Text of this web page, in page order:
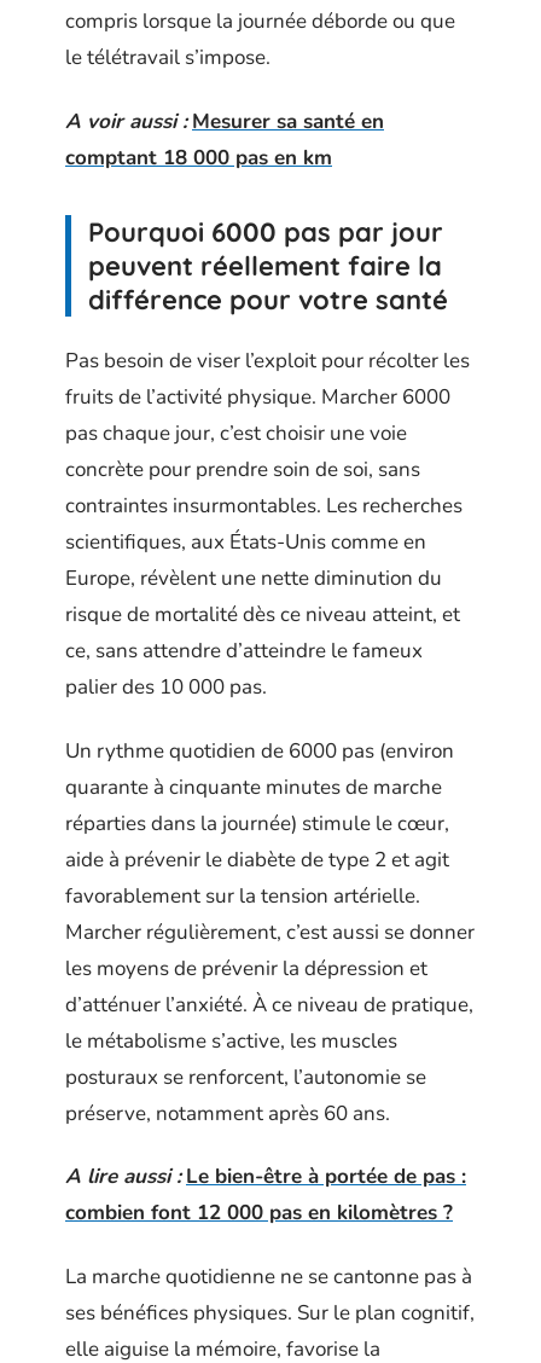
compris lorsque la journée déborde ou que
le télétravail s’impose.
A voir aussi : Mesurer sa santé en
comptant 18 000 pas en km
Pourquoi 6000 pas par jour
peuvent réellement faire la
différence pour votre santé
Pas besoin de viser l’exploit pour récolter les
fruits de l’activité physique. Marcher 6000
pas chaque jour, c’est choisir une voie
concrète pour prendre soin de soi, sans
contraintes insurmontables. Les recherches
scientifiques, aux États-Unis comme en
Europe, révèlent une nette diminution du
risque de mortalité dès ce niveau atteint, et
ce, sans attendre d’atteindre le fameux
palier des 10 000 pas.
Un rythme quotidien de 6000 pas (environ
quarante à cinquante minutes de marche
réparties dans la journée) stimule le cœur,
aide à prévenir le diabète de type 2 et agit
favorablement sur la tension artérielle.
Marcher régulièrement, c’est aussi se donner
les moyens de prévenir la dépression et
d’atténuer l’anxiété. À ce niveau de pratique,
le métabolisme s’active, les muscles
posturaux se renforcent, l’autonomie se
préserve, notamment après 60 ans.
A lire aussi : Le bien-être à portée de pas :
combien font 12 000 pas en kilomètres ?
La marche quotidienne ne se cantonne pas à
ses bénéfices physiques. Sur le plan cognitif,
elle aiguise la mémoire, favorise la